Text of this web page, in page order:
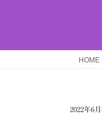
HOME
2022年6月